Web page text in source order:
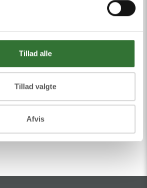
Tillad alle
Tillad valgte
Afvis
Bor Og Tilbehør